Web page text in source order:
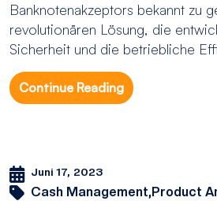
Banknotenakzeptors bekannt zu
revolutionären Lösung, die
Sicherheit und die betriebliche
Continue Reading
Juni 17, 2023
Cash Management,Product